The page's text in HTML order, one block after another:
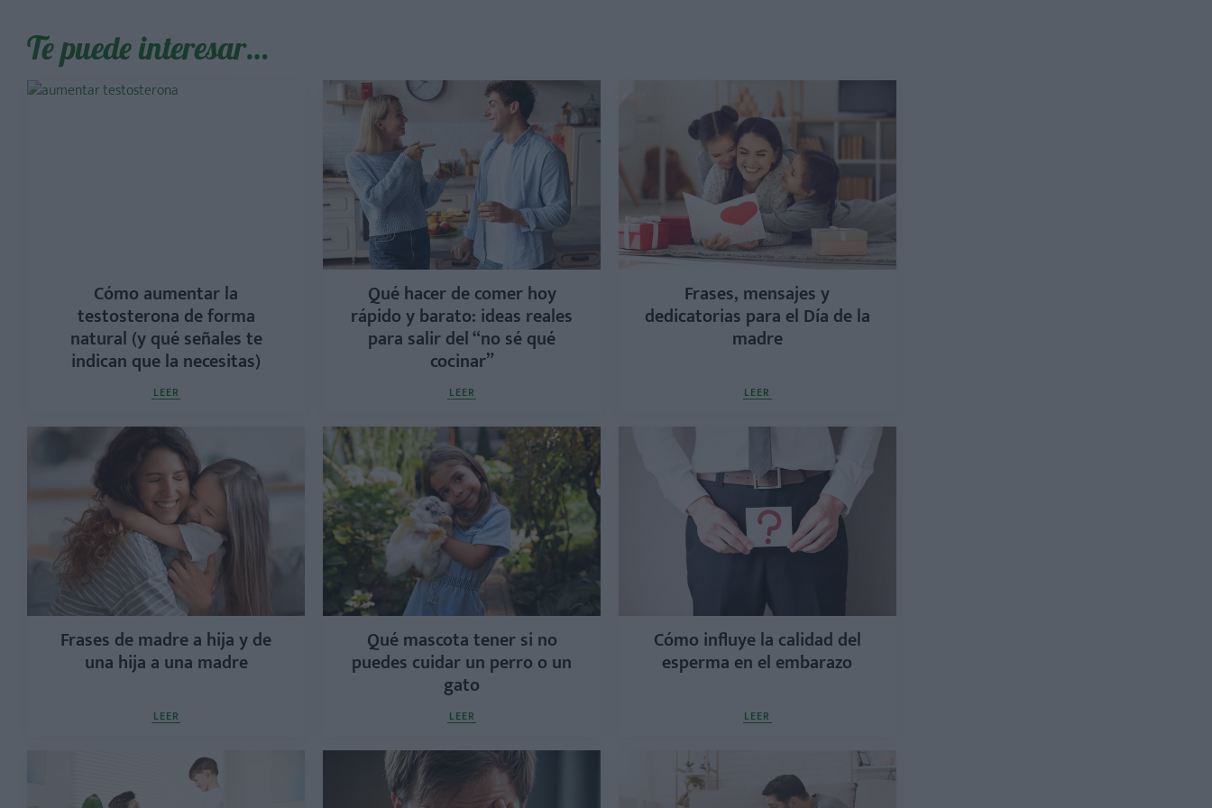
Te puede interesar…
Cómo aumentar la
testosterona de forma
natural (y qué señales te
indican que la necesitas)
LEER
Qué hacer de comer hoy
rápido y barato: ideas reales
para salir del “no sé qué
cocinar”
LEER
Frases, mensajes y
dedicatorias para el Día de la
madre
LEER
Frases de madre a hija y de
una hija a una madre
LEER
Qué mascota tener si no
puedes cuidar un perro o un
gato
LEER
Cómo influye la calidad del
esperma en el embarazo
LEER